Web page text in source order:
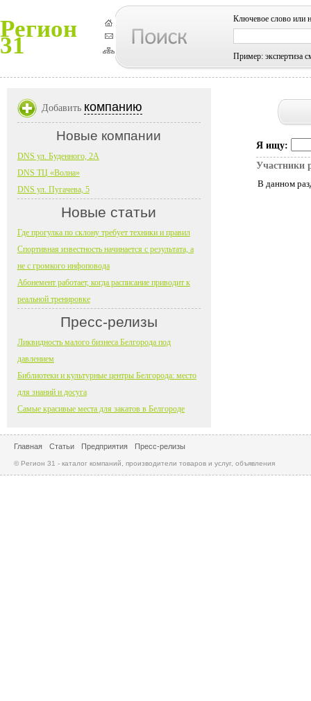
Регион
31
Ключевое слово или
Пример: экспертиза
Я ищу:
Участники
В данном
Добавить компанию
Новые компании
DNS ул. Буденного, 2А
DNS ТЦ «Волна»
DNS ул. Пугачева, 5
Новые статьи
Где прогулка по склону требует техники и правил
Спортивная известность начинается с результата, а
не с громкого инфоповода
Абонемент работает, когда расписание приводит к
реальной тренировке
Пресс-релизы
Ликвидность малого бизнеса Белгорода под
давлением
Библиотеки и культурные центры Белгорода: место
для знаний и досуга
Самые красивые места для закатов в Белгороде
Главная Статьи Предприятия Пресс-релизы
© Регион 31 - каталог компаний, производители товаров и услуг, объявления